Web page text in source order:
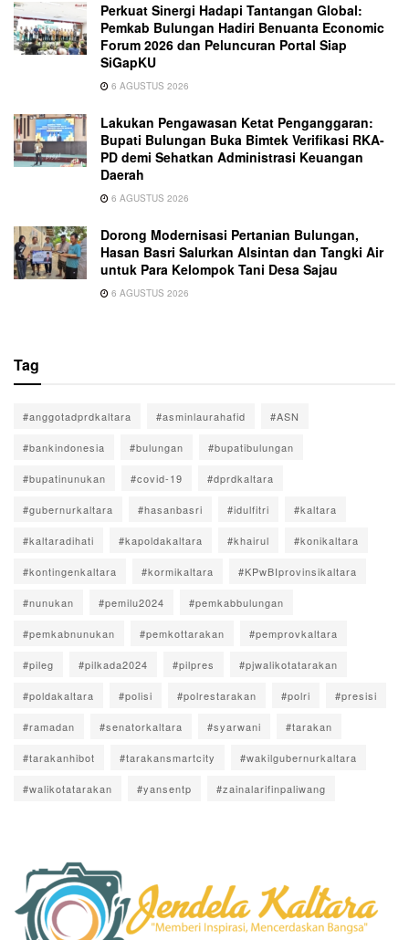
Perkuat Sinergi Hadapi Tantangan Global:
Pemkab Bulungan Hadiri Benuanta Economic
Forum 2026 dan Peluncuran Portal Siap
SiGapKU
6 AGUSTUS 2026
Lakukan Pengawasan Ketat Penganggaran:
Bupati Bulungan Buka Bimtek Verifikasi RKA-
PD demi Sehatkan Administrasi Keuangan
Daerah
6 AGUSTUS 2026
Dorong Modernisasi Pertanian Bulungan,
Hasan Basri Salurkan Alsintan dan Tangki Air
untuk Para Kelompok Tani Desa Sajau
6 AGUSTUS 2026
Tag
#anggotadprdkaltara #asminlaurahafid #ASN
#bankindonesia #bulungan #bupatibulungan
#bupatinunukan #covid-19 #dprdkaltara
#gubernurkaltara #hasanbasri #idulfitri #kaltara
#kaltaradihati #kapoldakaltara #khairul #konikaltara
#kontingenkaltara #kormikaltara #KPwBIprovinsikaltara
#nunukan #pemilu2024 #pemkabbulungan
#pemkabnunukan #pemkottarakan #pemprovkaltara
#pileg #pilkada2024 #pilpres #pjwalikotatarakan
#poldakaltara #polisi #polrestarakan #polri #presisi
#ramadan #senatorkaltara #syarwani #tarakan
#tarakanhibot #tarakansmartcity #wakilgubernurkaltara
#walikotatarakan #yansentp #zainalarifinpaliwang